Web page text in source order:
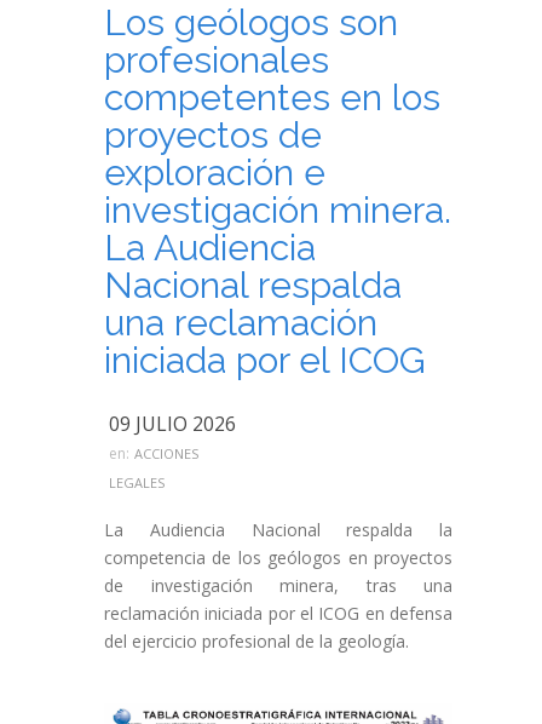
Los geólogos son
profesionales
competentes en los
proyectos de
exploración e
investigación minera.
La Audiencia
Nacional respalda
una reclamación
iniciada por el ICOG
09 JULIO 2026
en: ACCIONES
LEGALES
La Audiencia Nacional respalda la
competencia de los geólogos en proyectos
de investigación minera, tras una
reclamación iniciada por el ICOG en defensa
del ejercicio profesional de la geología.